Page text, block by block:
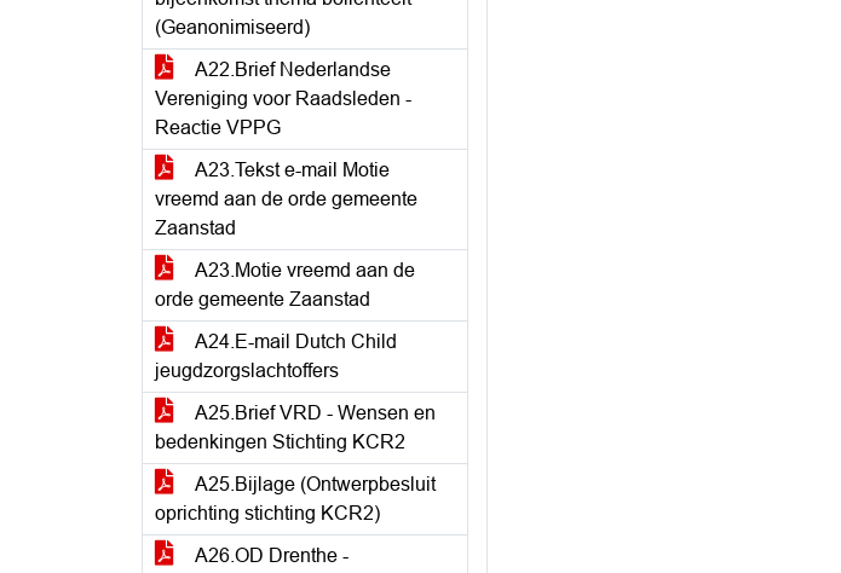
(Geanonimiseerd)
A22.Brief Nederlandse
Vereniging voor Raadsleden -
Reactie VPPG
A23.Tekst e-mail Motie
vreemd aan de orde gemeente
Zaanstad
A23.Motie vreemd aan de
orde gemeente Zaanstad
A24.E-mail Dutch Child
jeugdzorgslachtoffers
A25.Brief VRD - Wensen en
bedenkingen Stichting KCR2
A25.Bijlage (Ontwerpbesluit
oprichting stichting KCR2)
A26.OD Drenthe -